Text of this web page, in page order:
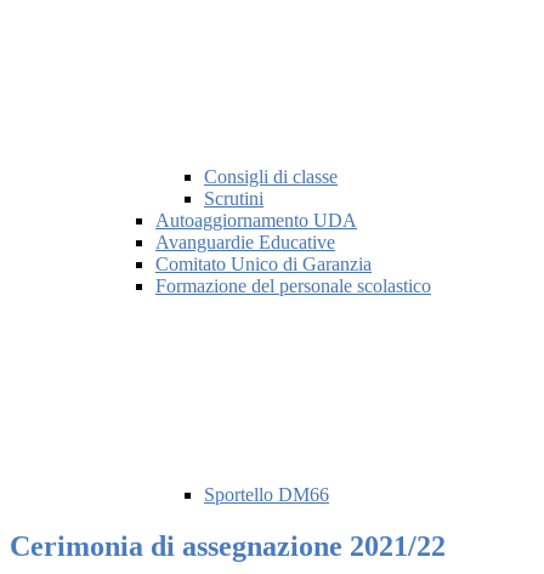
Consigli di classe
Scrutini
Autoaggiornamento UDA
Avanguardie Educative
Comitato Unico di Garanzia
Formazione del personale scolastico
Sportello DM66
Cerimonia di assegnazione 2021/22